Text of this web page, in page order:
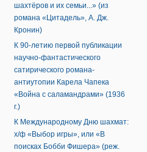
шахтёров и их семьи...» (из
романа «Цитадель», А. Дж.
Кронин)
К 90-летию первой публикации
научно-фантастического
сатирического романа-
антиутопии Карела Чапека
«Война с саламандрами» (1936
г.)
К Международному Дню шахмат:
х/ф «Выбор игры», или «В
поисках Бобби Фишера» (реж.